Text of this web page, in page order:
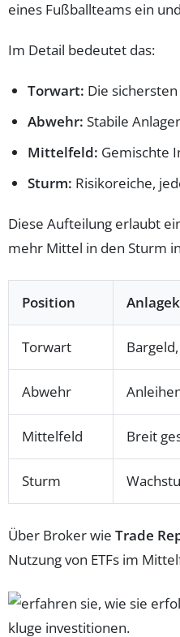
eines Fußballteams ein
Im Detail bedeutet das:
Torwart: Die
Abwehr: Stabile
Mittelfeld: Gemischte
Sturm: Risikoreiche,
Diese Aufteilung erlaubt
mehr Mittel in den Sturm
Position
Torwart
Abwehr
Mittelfeld Breit
Sturm
Über Broker wie Trade
Nutzung von ETFs im